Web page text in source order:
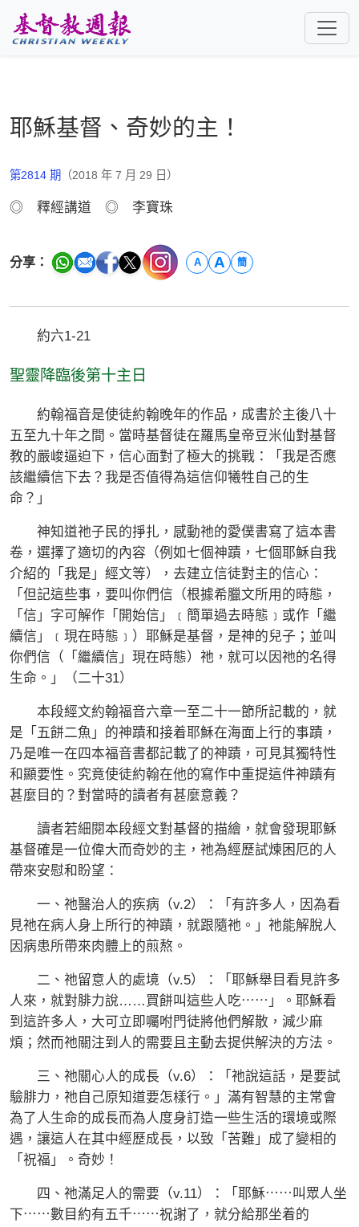
耶穌基督、奇妙的主！
第2814 期 （2018 年 7 月 29 日）
◎ 釋經講道 ◎ 李寶珠
分享： A A 簡
約六1-21
聖靈降臨後第十主日
約翰福音是使徒約翰晚年的作品，成書於主後八十
五至九十年之間。當時基督徒在羅馬皇帝豆米仙對基督
教的嚴峻逼迫下，信心面對了極大的挑戰：「我是否應
該繼續信下去？我是否值得為這信仰犧牲自己的生
命？」
神知道祂子民的掙扎，感動祂的愛僕書寫了這本書
卷，選擇了適切的內容（例如七個神蹟，七個耶穌自我
介紹的「我是」經文等），去建立信徒對主的信心：
「但記這些事，要叫你們信（根據希臘文所用的時態，
「信」字可解作「開始信」﹝簡單過去時態﹞或作「繼
續信」﹝現在時態﹞）耶穌是基督，是神的兒子；並叫
你們信（「繼續信」現在時態）祂，就可以因祂的名得
生命。」（二十31）
本段經文約翰福音六章一至二十一節所記載的，就
是「五餅二魚」的神蹟和接着耶穌在海面上行的事蹟，
乃是唯一在四本福音書都記載了的神蹟，可見其獨特性
和顯要性。究竟使徒約翰在他的寫作中重提這件神蹟有
甚麼目的？對當時的讀者有甚麼意義？
讀者若細閱本段經文對基督的描繪，就會發現耶穌
基督確是一位偉大而奇妙的主，祂為經歷試煉困厄的人
帶來安慰和盼望：
一、祂醫治人的疾病（v.2）：「有許多人，因為看
見祂在病人身上所行的神蹟，就跟隨祂。」祂能解脫人
因病患所帶來肉體上的煎熬。
二、祂留意人的處境（v.5）：「耶穌舉目看見許多
人來，就對腓力說……買餅叫這些人吃⋯⋯」。耶穌看
到這許多人，大可立即囑咐門徒將他們解散，減少麻
煩；然而祂關注到人的需要且主動去提供解決的方法。
三、祂關心人的成長（v.6）：「祂說這話，是要試
驗腓力，祂自己原知道要怎樣行。」滿有智慧的主常會
為了人生命的成長而為人度身訂造一些生活的環境或際
遇，讓這人在其中經歷成長，以致「苦難」成了變相的
「祝福」。奇妙！
四、祂滿足人的需要（v.11）：「耶穌⋯⋯叫眾人坐
下⋯⋯數目約有五千⋯⋯祝謝了，就分給那坐着的